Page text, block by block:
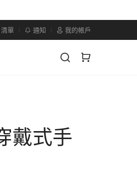
清單 通知 我的帳戶
戴式手